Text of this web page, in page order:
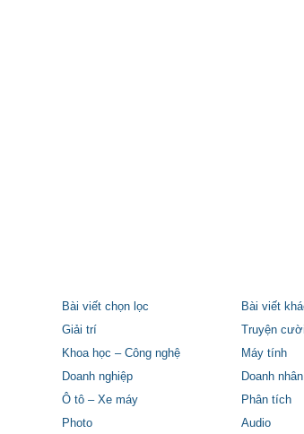
Bài viết chọn lọc Bài viết
Giải trí Truyện cười
Khoa học – Công nghệ Máy tính
Doanh nghiệp Doanh nhân
Ô tô – Xe máy Phân tích
Photo Audio